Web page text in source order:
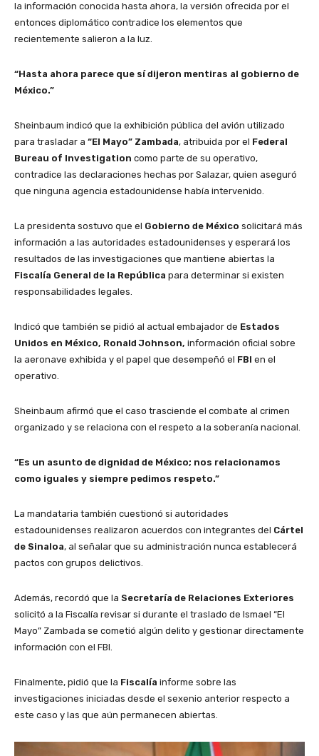
la información conocida hasta ahora, la versión ofrecida por el
entonces diplomático contradice los elementos que
recientemente salieron a la luz.
“Hasta ahora parece que sí dijeron mentiras al gobierno de
México.”
Sheinbaum indicó que la exhibición pública del avión utilizado
para trasladar a “El Mayo” Zambada, atribuida por el Federal
Bureau of Investigation como parte de su operativo,
contradice las declaraciones hechas por Salazar, quien aseguró
que ninguna agencia estadounidense había intervenido.
La presidenta sostuvo que el Gobierno de México solicitará más
información a las autoridades estadounidenses y esperará los
resultados de las investigaciones que mantiene abiertas la
Fiscalía General de la República para determinar si existen
responsabilidades legales.
Indicó que también se pidió al actual embajador de Estados
Unidos en México, Ronald Johnson, información oficial sobre
la aeronave exhibida y el papel que desempeñó el FBI en el
operativo.
Sheinbaum afirmó que el caso trasciende el combate al crimen
organizado y se relaciona con el respeto a la soberanía nacional.
“Es un asunto de dignidad de México; nos relacionamos
como iguales y siempre pedimos respeto.”
La mandataria también cuestionó si autoridades
estadounidenses realizaron acuerdos con integrantes del Cártel
de Sinaloa, al señalar que su administración nunca establecerá
pactos con grupos delictivos.
Además, recordó que la Secretaría de Relaciones Exteriores
solicitó a la Fiscalía revisar si durante el traslado de Ismael “El
Mayo” Zambada se cometió algún delito y gestionar directamente
información con el FBI.
Finalmente, pidió que la Fiscalía informe sobre las
investigaciones iniciadas desde el sexenio anterior respecto a
este caso y las que aún permanecen abiertas.